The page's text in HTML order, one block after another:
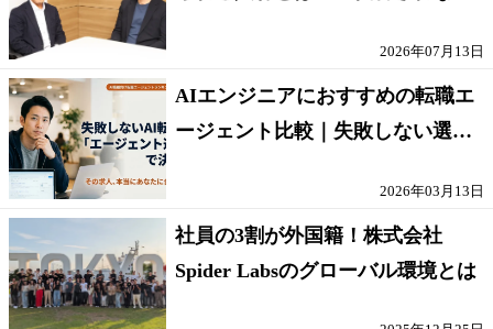
2026年07月13日
AIエンジニアにおすすめの転職エ
ージェント比較｜失敗しない選び
2026年03月13日
社員の3割が外国籍！株式会社
Spider Labsのグローバル環境とは